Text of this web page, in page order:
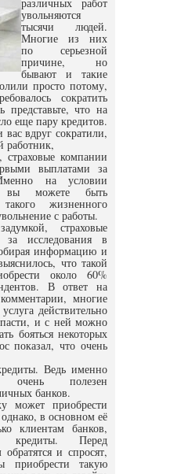
увольняются
тысячи людей.
Многие из них
по серьезной
причине, но
бывают и такие
просто потому,
сократить
представьте, что на
еще пару кредитов.
вас вдруг сократили,
работник,
страховые компании
выплатами за
на условии
вы можете быть
жизненного
с работы.
страховые
за исследования в
информацию и
что такой
около 60%
В ответ на
многие
действительно
и с ней можно
бояться некоторых
показал, что очень
Ведь именно
очень полезен
банков.
может приобрести
в основном её
клиентам банков,
кредиты. Перед
и спросят,
такую